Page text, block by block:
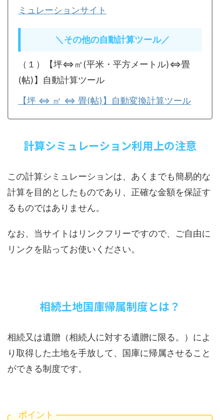
ミュレーションサイト
＼その他の自動計算ツール／
（１）【坪⇔㎡(平米・平方メートル)⇔畳
(帖)】自動計算ツール
【坪 ⇔ ㎡ ⇔ 畳(帖)】自動変換計算ツール
計算シミュレーション利用上の注意
この計算シミュレーションは、あくまでも簡易的な
計算を目的としたものであり、正確な金額を保証す
るものではありません。
なお、当サイトはリンクフリーですので、ご自由に
リンクを貼ってお使いください。
相続土地国庫帰属制度とは？
相続又は遺贈（相続人に対する遺贈に限る。）によ
り取得した土地を手放して、国庫に帰属させること
ができる制度です。
ポイント